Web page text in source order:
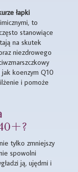
łapki
to
stanowiące
na skutek
niezdrowego
koenzym Q10
i pomoże
tylko zmniejszy
spowolni
ją, ujędrni i